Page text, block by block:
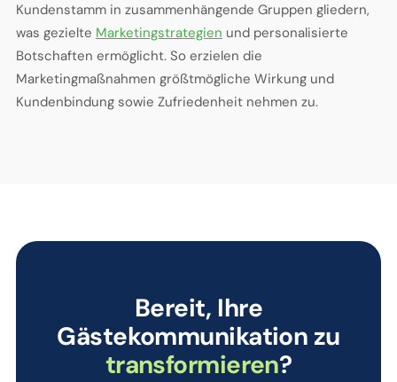
Kundenstamm in zusammenhängende Gruppen gliedern,
was gezielte Marketingstrategien und personalisierte
Botschaften ermöglicht. So erzielen die
Marketingmaßnahmen größtmögliche Wirkung und
Kundenbindung sowie Zufriedenheit nehmen zu.
Bereit, Ihre
Gästekommunikation zu
transformieren?